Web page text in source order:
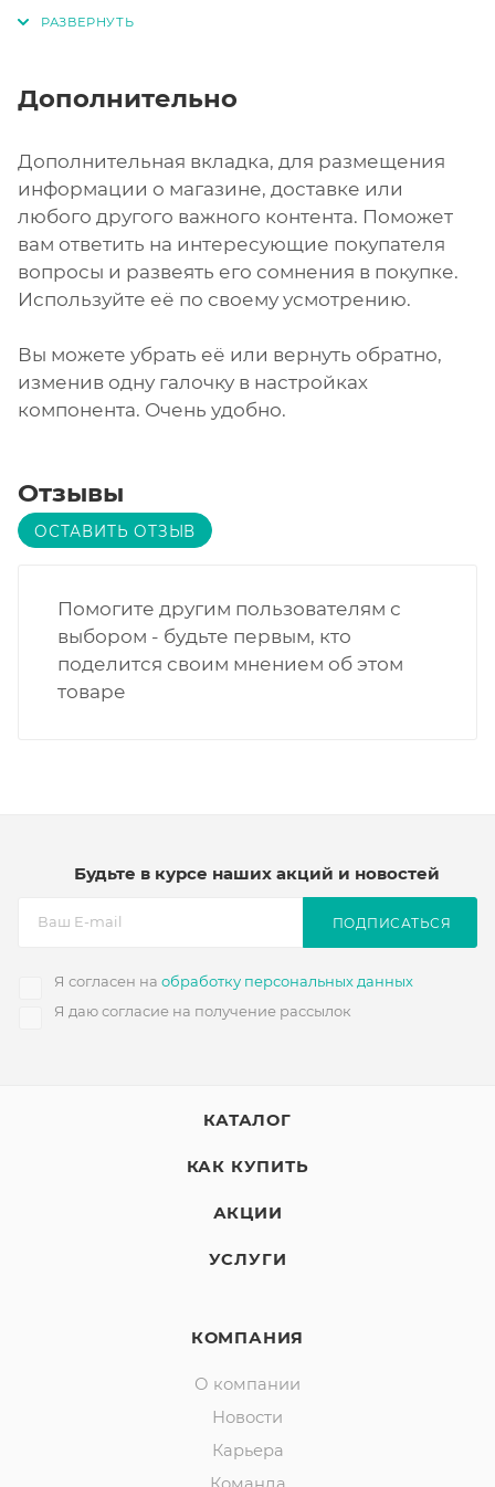
Дополнительно
Дополнительная вкладка, для размещения
информации о магазине, доставке или
любого другого важного контента. Поможет
вам ответить на интересующие покупателя
вопросы и развеять его сомнения в покупке.
Используйте её по своему усмотрению.
Вы можете убрать её или вернуть обратно,
изменив одну галочку в настройках
компонента. Очень удобно.
Отзывы
ОСТАВИТЬ ОТЗЫВ
Помогите другим пользователям с
выбором - будьте первым, кто
поделится своим мнением об этом
товаре
Будьте в курсе наших акций и новостей
Я согласен на обработку персональных данных
Я даю согласие на получение рассылок
ПОДПИСАТЬСЯ
КАТАЛОГ
КАК КУПИТЬ
АКЦИИ
УСЛУГИ
КОМПАНИЯ
О компании
Новости
Карьера